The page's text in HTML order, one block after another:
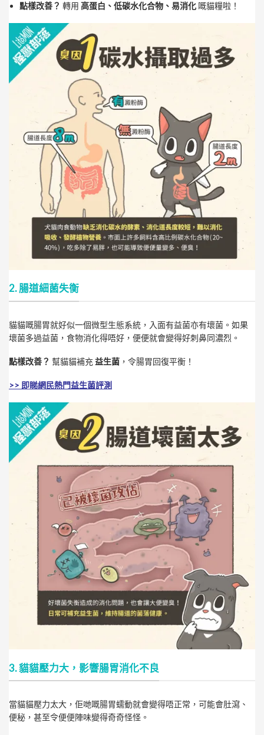
點樣改善？ 轉用高蛋白、低碳水化合物、易消化 嘅貓糧啦！
2. 腸道細菌失衡
貓貓嘅腸胃就好似一個微型生態系統，入面有益菌亦有壞菌。如果
壞菌多過益菌，食物消化得唔好，便便就會變得好刺鼻同濃烈。
點樣改善？ 幫貓貓補充 益生菌 ，令腸胃回復平衡！
>> 即睇網民熱門益生菌評測
3. 貓貓壓力大，影響腸胃消化不良
當貓貓壓力太大，佢哋嘅腸胃蠕動就會變得唔正常，可能會肚瀉、
便秘，甚至令便便陣味變得奇奇怪怪。